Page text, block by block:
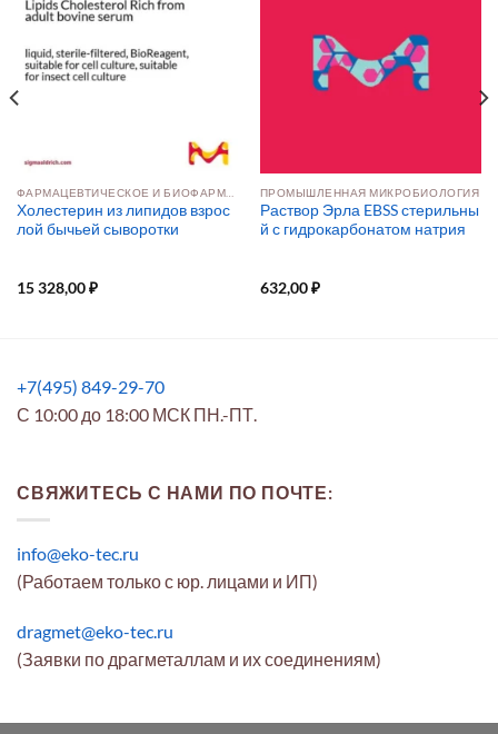
Холестерин из липидов взрос
лой бычьей сыворотки
15 328,00₽
ПРОМЫШЛЕННАЯ МИКРОБИОЛОГИЯ
Раствор Эрла EBSS стерильны
й с гидрокарбонатом натрия
632,00₽
+7(495) 849-29-70
С 10:00 до 18:00 МСК ПН.-ПТ.
СВЯЖИТЕСЬ С НАМИ ПО ПОЧТЕ:
info@eko-tec.ru
(Работаем только с юр. лицами и ИП)
dragmet@eko-tec.ru
(Заявки по драгметаллам и их соединениям)